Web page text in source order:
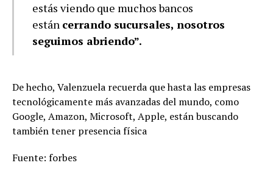
estás viendo que muchos bancos
están cerrando sucursales, nosotros
seguimos abriendo”.
De hecho, Valenzuela recuerda que hasta las empresas
tecnológicamente más avanzadas del mundo, como
Google, Amazon, Microsoft, Apple, están buscando
también tener presencia física
Fuente: forbes